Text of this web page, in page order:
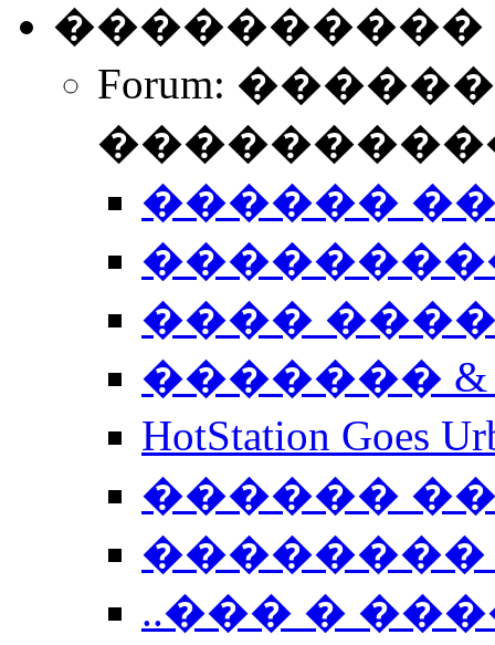
����������
Forum:
������
����
�������
HotStation
������
��������
..��� �